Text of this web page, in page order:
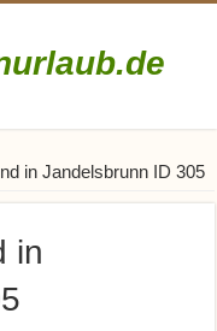
in Jandelsbrunn ID 305
in